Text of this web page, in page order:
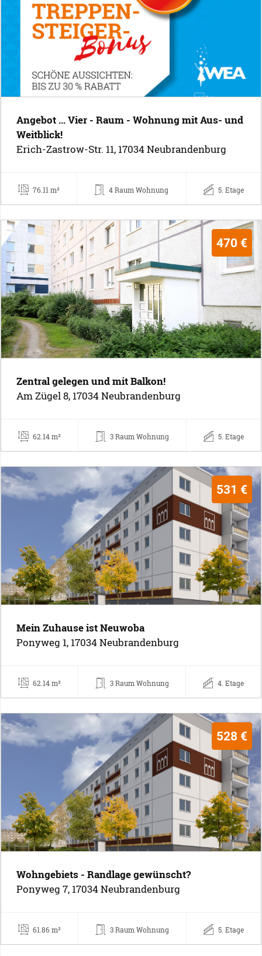
Angebot ... Vier - Raum - Wohnung mit Aus- und
Weitblick!
Erich-Zastrow-Str. 11, 17034 Neubrandenburg
76.11 m² 4 Raum Wohnung 5. Etage
470 €
Zentral gelegen und mit Balkon!
Am Zügel 8, 17034 Neubrandenburg
62.14 m² 3 Raum Wohnung 5. Etage
531 €
Mein Zuhause ist Neuwoba
Ponyweg 1, 17034 Neubrandenburg
62.14 m² 3 Raum Wohnung 4. Etage
528 €
Wohngebiets - Randlage gewünscht?
Ponyweg 7, 17034 Neubrandenburg
61.86 m² 3 Raum Wohnung 5. Etage